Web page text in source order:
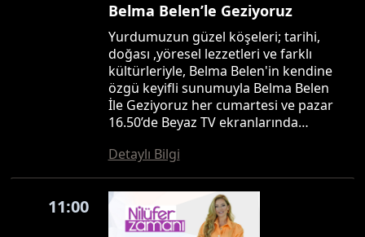
Belma Belen’le Geziyoruz
Yurdumuzun güzel köşeleri; tarihi,
doğası ,yöresel lezzetleri ve farklı
kültürleriyle, Belma Belen'in kendine
özgü keyifli sunumuyla Belma Belen
İle Geziyoruz her cumartesi ve pazar
16.50’de Beyaz TV ekranlarında…
Detaylı Bilgi
11:00